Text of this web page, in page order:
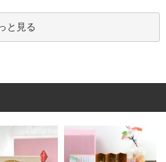
と見る